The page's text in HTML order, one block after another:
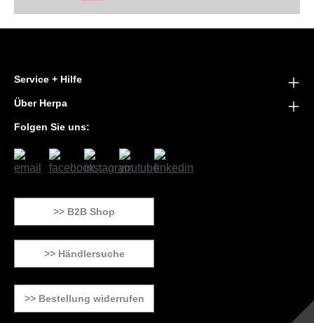
Service + Hilfe
Über Herpa
Folgen Sie uns:
>> B2B Shop
>> Händlersuche
>> Bestellung widerrufen